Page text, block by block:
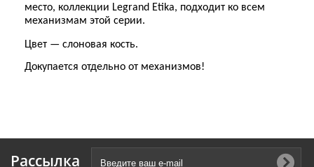
место, коллекции Legrand Etika, подходит ко всем
механизмам этой серии.
Цвет — слоновая кость.
Докупается отдельно от механизмов!
Рассылка